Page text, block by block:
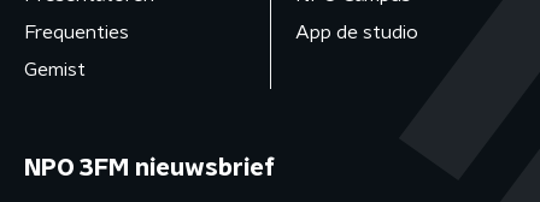
Frequenties
Gemist
App de studio
NPO 3FM nieuwsbrief